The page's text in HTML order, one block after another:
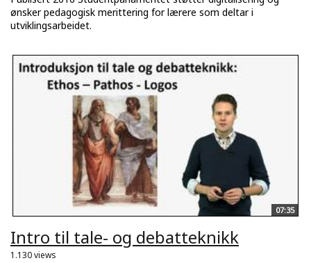
ønsker pedagogisk merittering for lærere som deltar i
utviklingsarbeidet.
07:35
Intro til tale- og debatteknikk
1.130 views